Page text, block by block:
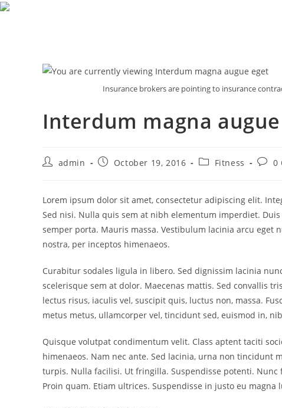
Insurance brokers are pointing to insurance
Interdum magna
admin October 19, 2016 Fitness 0
Lorem ipsum dolor sit amet, consectetur adipiscing elit.
Sed nisi. Nulla quis sem at nibh elementum imperdiet.
semper porta. Mauris massa. Vestibulum lacinia arcu
nostra, per inceptos himenaeos.
Curabitur sodales ligula in libero. Sed dignissim lacinia
scelerisque sem at dolor. Maecenas mattis. Sed convallis
lectus risus, iaculis vel, suscipit quis, luctus non, massa.
metus metus, ullamcorper vel, tincidunt sed, euismod in,
Quisque volutpat condimentum velit. Class aptent taciti
himenaeos. Nam nec ante. Sed lacinia, urna non tincidunt
turpis. Nulla facilisi. Ut fringilla. Suspendisse potenti.
Proin quam. Etiam ultrices. Suspendisse in justo eu